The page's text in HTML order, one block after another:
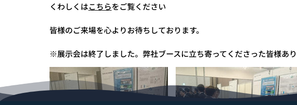
くわしくはこちらをご覧ください
皆様のご来場を心よりお待ちしております。
※展示会は終了しました。弊社ブースに立ち寄ってくださった皆様あり